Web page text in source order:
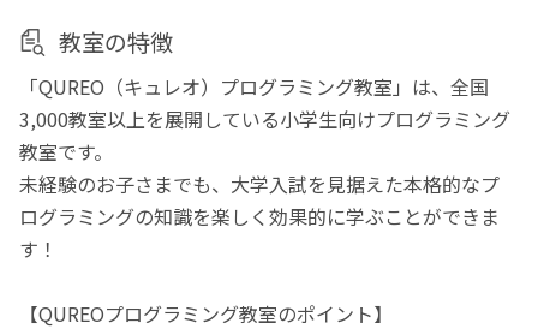
教室の特徴
「QUREO（キュレオ）プログラミング教室」は、全国
3,000教室以上を展開している小学生向けプログラミング
教室です。
未経験のお子さまでも、大学入試を見据えた本格的なプ
ログラミングの知識を楽しく効果的に学ぶことができま
す！
【QUREOプログラミング教室のポイント】